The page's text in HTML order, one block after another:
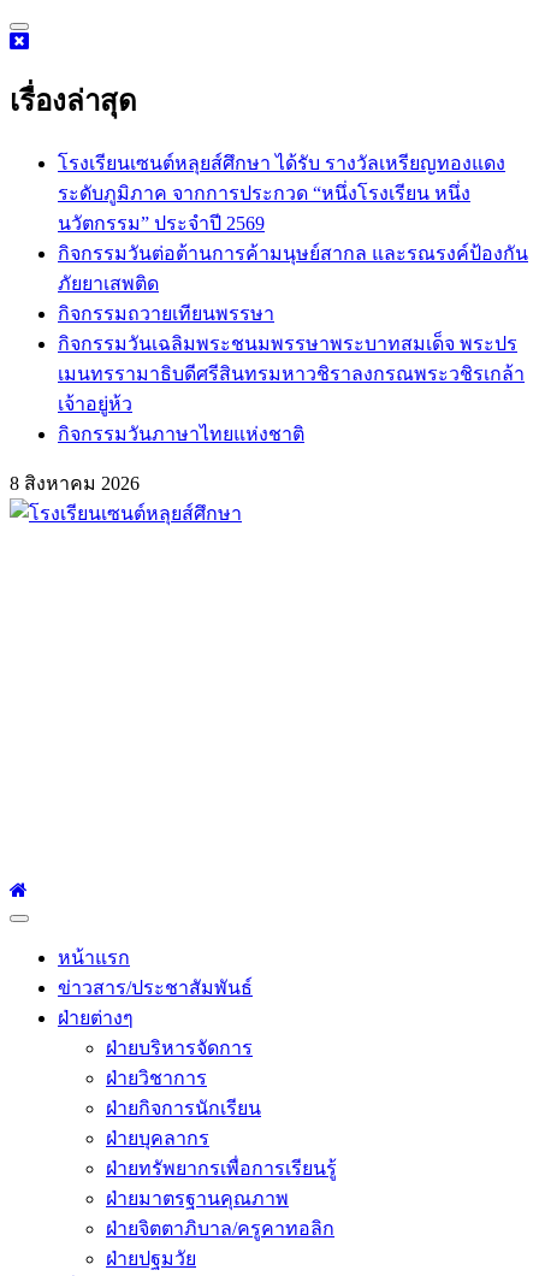
Skip
to
เรื่องล่าสุด
โรงเรียนเซนต์หลุยส์ศึกษา ได้รับ รางวัลเหรียญทองแดง
ระดับภูมิภาค จากการประกวด “หนึ่งโรงเรียน หนึ่ง
นวัตกรรม” ประจำปี 2569
กิจกรรม​วันต่อต้านการค้ามนุษย์สากล และรณรงค์ป้องกัน
ภัยยาเสพติด
กิจกรรมถวายเทียนพรรษา
กิจกรรมวันเฉลิมพระชนมพรรษาพระบาทสมเด็จ พระปร
เมนทรรามาธิบดีศรีสินทรมหาวชิราลงกรณพระวชิรเกล้า
เจ้าอยู่ห้ว
กิจกรรมวันภาษาไทยแห่งชาติ
8 สิงหาคม 2026
Primary
หน้าแรก
ข่าวสาร/ประชาสัมพันธ์
ฝ่ายต่างๆ
ฝ่ายบริหารจัดการ
ฝ่ายวิชาการ
ฝ่ายกิจการนักเรียน
ฝ่ายบุคลากร
ฝ่ายทรัพยากรเพื่อการเรียนรู้
ฝ่ายมาตรฐานคุณภาพ
ฝ่ายจิตตาภิบาล/ครูคาทอลิก
ฝ่ายปฐมวัย